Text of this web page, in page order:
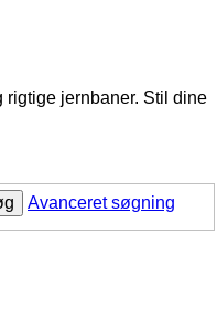
rigtige jernbaner. Stil dine
Avanceret søgning